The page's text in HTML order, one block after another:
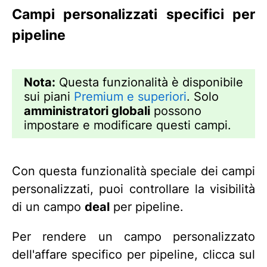
Campi personalizzati specifici per
pipeline
Nota: Questa funzionalità è disponibile
sui piani Premium e superiori. Solo
amministratori globali possono
impostare e modificare questi campi.
Con questa funzionalità speciale dei campi
personalizzati, puoi controllare la visibilità
di un campo deal per pipeline.
Per rendere un campo personalizzato
dell'affare specifico per pipeline, clicca sul